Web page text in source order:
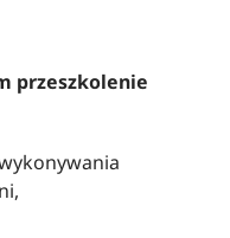
przeszkolenie